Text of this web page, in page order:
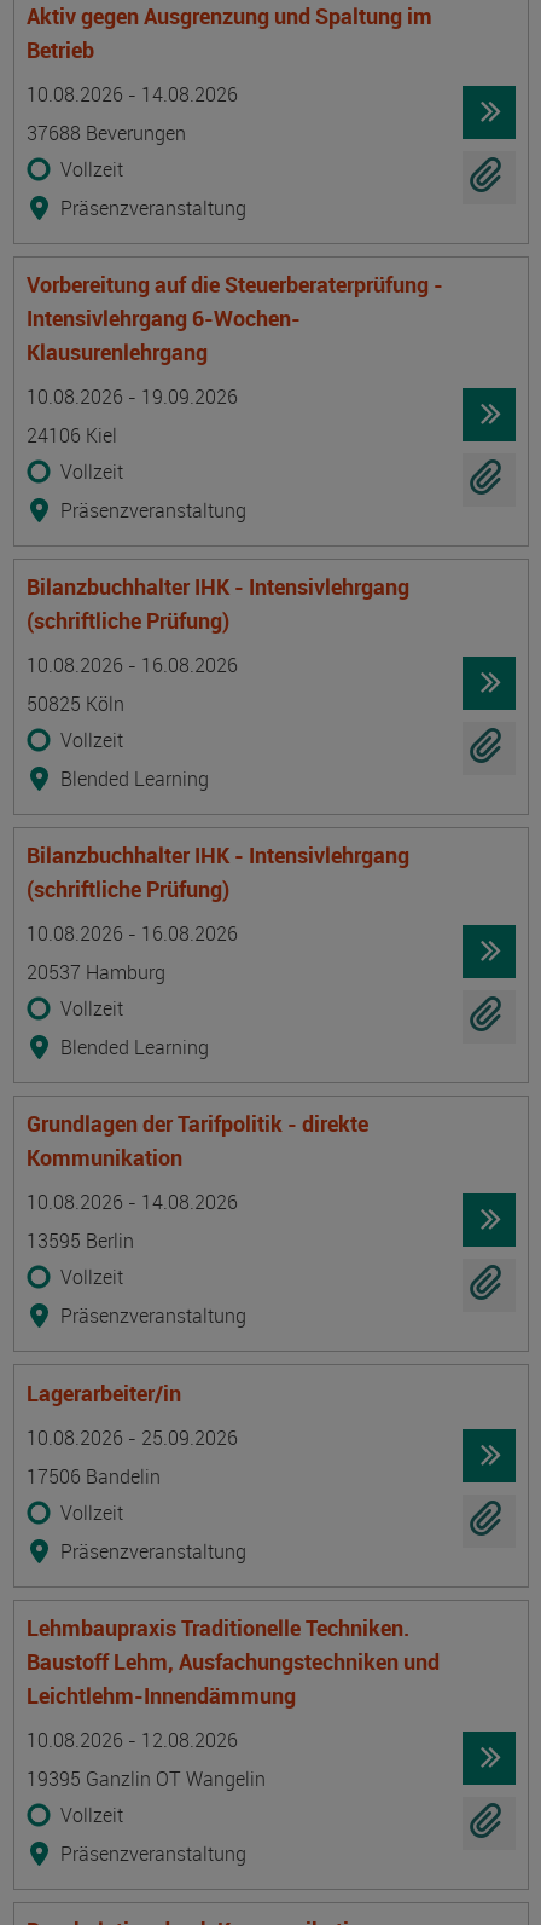
Aktiv gegen Ausgrenzung und Spaltung im
Betrieb
10.08.2026 - 14.08.2026
37688 Beverungen
Vollzeit
Präsenzveranstaltung
Vorbereitung auf die Steuerberaterprüfung -
Intensivlehrgang 6-Wochen-
Klausurenlehrgang
10.08.2026 - 19.09.2026
24106 Kiel
Vollzeit
Präsenzveranstaltung
Bilanzbuchhalter IHK - Intensivlehrgang
(schriftliche Prüfung)
10.08.2026 - 16.08.2026
50825 Köln
Vollzeit
Blended Learning
Bilanzbuchhalter IHK - Intensivlehrgang
(schriftliche Prüfung)
10.08.2026 - 16.08.2026
20537 Hamburg
Vollzeit
Blended Learning
Grundlagen der Tarifpolitik - direkte
Kommunikation
10.08.2026 - 14.08.2026
13595 Berlin
Vollzeit
Präsenzveranstaltung
Lagerarbeiter/in
10.08.2026 - 25.09.2026
17506 Bandelin
Vollzeit
Präsenzveranstaltung
Lehmbaupraxis Traditionelle Techniken.
Baustoff Lehm, Ausfachungstechniken und
Leichtlehm-Innendämmung
10.08.2026 - 12.08.2026
19395 Ganzlin OT Wangelin
Vollzeit
Präsenzveranstaltung